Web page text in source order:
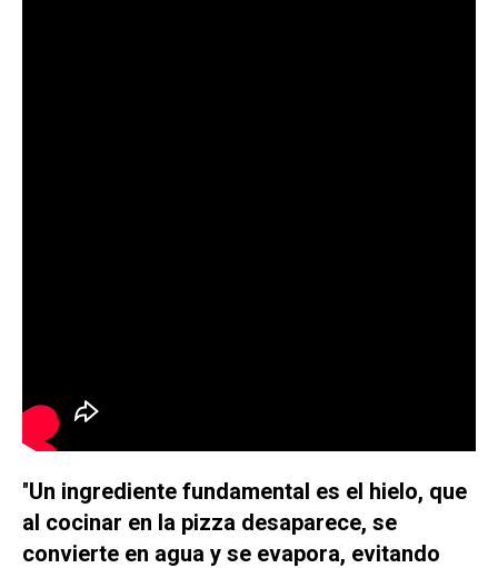
"Un ingrediente fundamental es el hielo, que
al cocinar en la pizza desaparece, se
convierte en agua y se evapora, evitando